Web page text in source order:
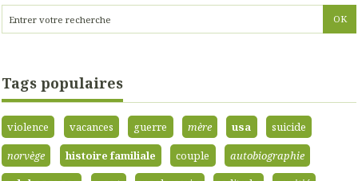
Tags populaires
violence vacances guerre mère usa
suicide
norvège
histoire familiale couple
autobiographie